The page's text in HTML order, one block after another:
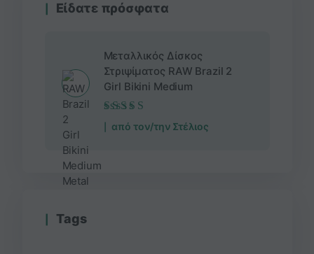
Είδατε πρόσφατα
Μεταλλικός Δίσκος
Στριψίματος RAW Brazil 2
Girl Bikini Medium
Βαθμολογήθηκε
με5από 5
από τον/την Στέλιος
Τags